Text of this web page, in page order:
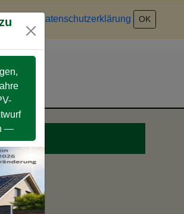
Datenschutzerklärung OK
—